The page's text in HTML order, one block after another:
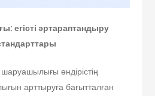
егісті әртараптандыру
шаруашылығы өндірістің
арттыруға бағытталған